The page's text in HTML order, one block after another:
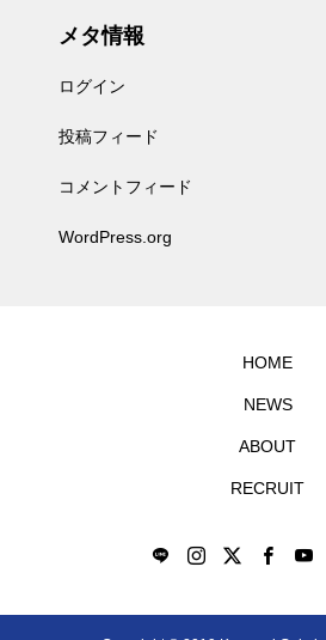
メタ情報
ログイン
投稿フィード
コメントフィード
WordPress.org
HOME
NEWS
ABOUT
RECRUIT